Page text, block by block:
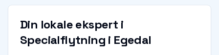
Din lokale ekspert i
Specialflytning i Egedal